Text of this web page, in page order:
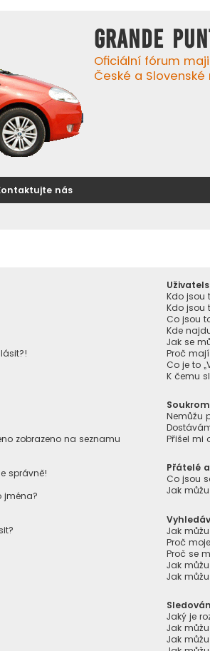
GRANDE
Oficiální fórum
České a
nás
zobrazeno na seznamu
správně!
jména?
Kdo jsou
Kdo jsou
Co jsou
Kde
Jak se
Proč
Co je to
K čemu
Nemůžu
Přišel mi
Přátelé
Co jsou
Jak
Jak
Proč
Proč se
Jak
Jak
Jaký je
Jak
Jak